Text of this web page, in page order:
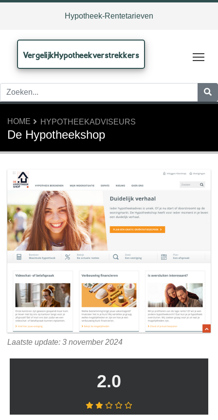
Hypotheek-Rentetarieven
VergelijkHypotheekverstrekkers
HOME HYPOTHEEKADVISEURS
De Hypotheekshop
Laatste update: 3 november 2024
2.0